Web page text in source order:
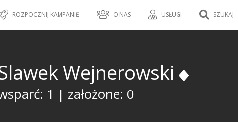
ROZPOCZNIJ KAMPANIĘ O NAS USŁUGI SZUKAJ
Wejnerowski
1 | założone: 0